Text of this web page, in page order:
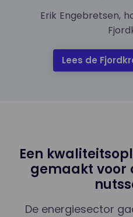
Erik Engebretsen,
Lees de
Een
gemaakt voor
De energiesector